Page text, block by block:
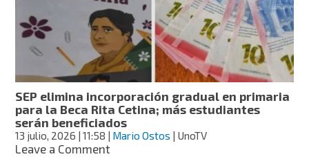
recoger
la
tarjeta
Bienestar
de
la
Beca
Rita
Cetina
para
primaria?
SEP elimina incorporación gradual en primaria
para la Beca Rita Cetina; más estudiantes
serán beneficiados
13 julio, 2026 | 11:58 | Mario Ostos | UnoTV
Leave a Commenton